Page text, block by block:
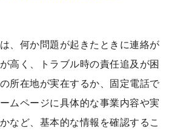
、何か問題が起きたときに連絡が
高く、トラブル時の責任追及が困
所在地が実在するか、固定電話で
ムページに具体的な事業内容や実
など、基本的な情報を確認するこ